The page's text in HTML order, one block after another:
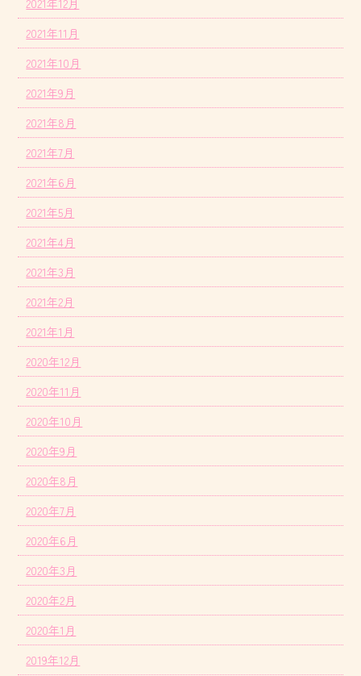
2021年12月
2021年11月
2021年10月
2021年9月
2021年8月
2021年7月
2021年6月
2021年5月
2021年4月
2021年3月
2021年2月
2021年1月
2020年12月
2020年11月
2020年10月
2020年9月
2020年8月
2020年7月
2020年6月
2020年3月
2020年2月
2020年1月
2019年12月